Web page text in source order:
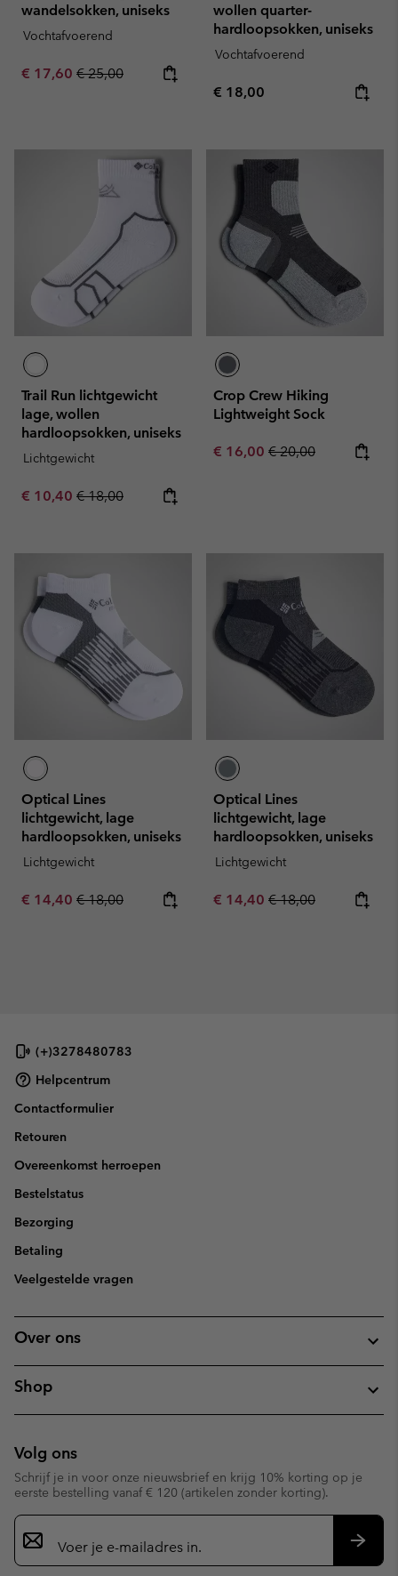
wandelsokken, uniseks
Vochtafvoerend
Sale price:
€ 17,60 Regular price:
€ 25,00
wollen quarter-
hardloopsokken, uniseks
Vochtafvoerend
Regular price:
€ 18,00
Trail Run lichtgewicht
lage, wollen
hardloopsokken, uniseks
Lichtgewicht
Sale price:
€ 10,40 Regular price:
€ 18,00
Crop Crew Hiking
Lightweight Sock
Sale price:
€ 16,00 Regular price:
€ 20,00
Optical Lines
lichtgewicht, lage
hardloopsokken, uniseks
Lichtgewicht
Sale price:
€ 14,40 Regular price:
€ 18,00
Optical Lines
lichtgewicht, lage
hardloopsokken, uniseks
Lichtgewicht
Sale price:
€ 14,40 Regular price:
€ 18,00
(+)3278480783
Helpcentrum
Contactformulier
Retouren
Overeenkomst herroepen
Bestelstatus
Bezorging
Betaling
Veelgestelde vragen
Over ons
Shop
Volg ons
Schrijf je in voor onze nieuwsbrief en krijg 10% korting op je
eerste bestelling vanaf € 120 (artikelen zonder korting).
Aanmelden
voor
e-